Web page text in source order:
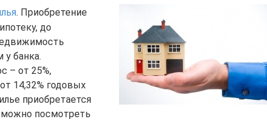
. Приобретение
до
у банка.
– от 25%,
14,32% годовых
приобретается
можно посмотреть